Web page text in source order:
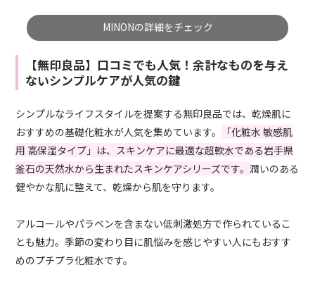
MINONの詳細をチェック
【無印良品】口コミでも人気！余計なものを与え
ないシンプルケアが人気の鍵
シンプルなライフスタイルを提案する無印良品では、乾燥肌に
おすすめの基礎化粧水が人気を集めています。
「化粧水 敏感肌
用 高保湿タイプ」は、スキンケアに最適な超軟水である岩手県
釜石の天然水から生まれたスキンケアシリーズです。潤いのある
健やかな肌に整えて、乾燥から肌を守ります。
アルコールやパラベンを含まない低刺激処方で作られているこ
とも魅力。季節の変わり目に肌悩みを感じやすい人にもおすす
めのプチプラ化粧水です。